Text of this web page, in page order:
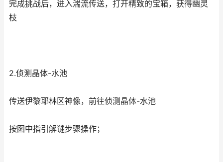
完成挑战后，进入湍流传送，打开精致的宝箱，获得幽灵
枝
2.侦测晶体-水池
传送伊黎耶林区神像，前往侦测晶体-水池
按图中指引解谜步骤操作；